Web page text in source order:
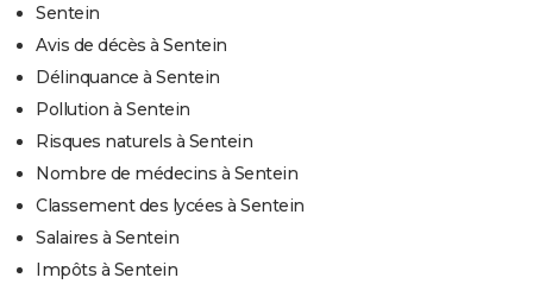
Sentein
Avis de décès à Sentein
Délinquance à Sentein
Pollution à Sentein
Risques naturels à Sentein
Nombre de médecins à Sentein
Classement des lycées à Sentein
Salaires à Sentein
Impôts à Sentein